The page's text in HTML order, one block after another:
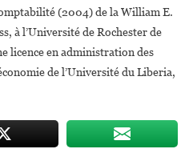
(2004) de la William E.
à l’Université de Rochester de
licence en administration des
de l’Université du Liberia,